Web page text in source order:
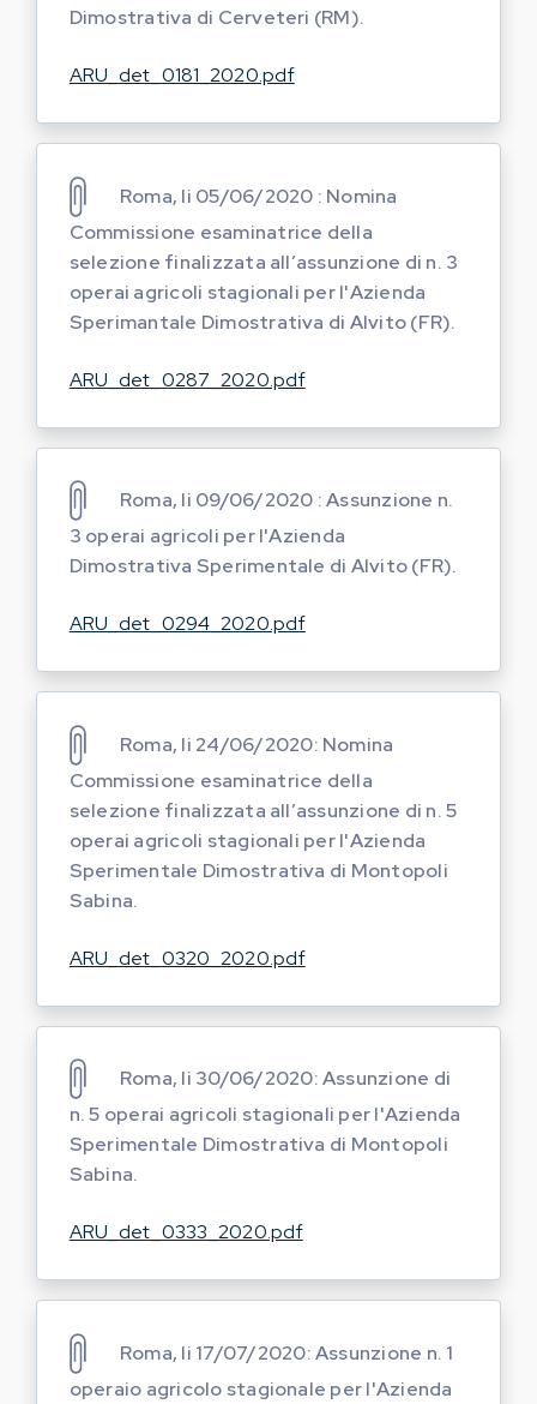
Dimostrativa di Cerveteri (RM).
ARU_det_0181_2020.pdf
Roma, li 05/06/2020 : Nomina
Commissione esaminatrice della
selezione finalizzata all’assunzione di n. 3
operai agricoli stagionali per l'Azienda
Sperimantale Dimostrativa di Alvito (FR).
ARU_det_0287_2020.pdf
Roma, li 09/06/2020 : Assunzione n.
3 operai agricoli per l'Azienda
Dimostrativa Sperimentale di Alvito (FR).
ARU_det_0294_2020.pdf
Roma, li 24/06/2020: Nomina
Commissione esaminatrice della
selezione finalizzata all’assunzione di n. 5
operai agricoli stagionali per l'Azienda
Sperimentale Dimostrativa di Montopoli
Sabina.
ARU_det_0320_2020.pdf
Roma, li 30/06/2020: Assunzione di
n. 5 operai agricoli stagionali per l'Azienda
Sperimentale Dimostrativa di Montopoli
Sabina.
ARU_det_0333_2020.pdf
Roma, li 17/07/2020: Assunzione n. 1
operaio agricolo stagionale per l'Azienda